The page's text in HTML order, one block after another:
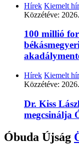
Hírek Kiemelt
Közzétéve:
100 millió
Hírek Kiemelt
Közzétéve:
Dr. Kiss
megcsinálja
Óbuda Újság